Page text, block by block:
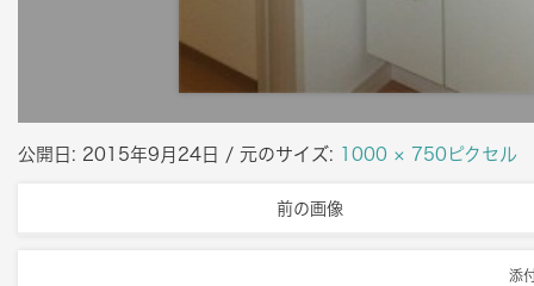
公開日: 2015年9月24日 / 元のサイズ: 1000 × 750ピクセル
前の画像
添